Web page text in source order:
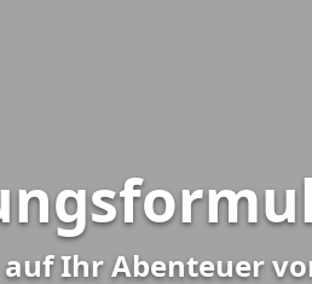
auf Ihr Abenteuer